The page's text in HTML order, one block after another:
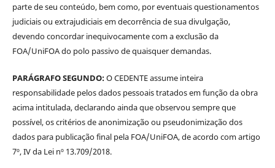
parte de seu conteúdo, bem como, por eventuais questionamentos
judiciais ou extrajudiciais em decorrência de sua divulgação,
devendo concordar inequivocamente com a exclusão da
FOA/UniFOA do polo passivo de quaisquer demandas.
PARÁGRAFO SEGUNDO:O CEDENTE assume inteira
responsabilidade pelos dados pessoais tratados em função da obra
acima intitulada, declarando ainda que observou sempre que
possível, os critérios de anonimização ou pseudonimização dos
dados para publicação final pela FOA/UniFOA, de acordo com artigo
7º, IV da Lei nº 13.709/2018.